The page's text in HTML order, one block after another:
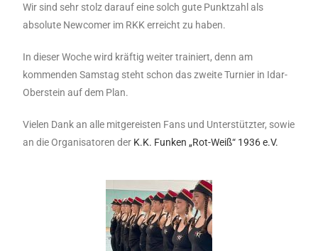
Wir sind sehr stolz darauf eine solch gute Punktzahl als
absolute Newcomer im RKK erreicht zu haben.
In dieser Woche wird kräftig weiter trainiert, denn am
kommenden Samstag steht schon das zweite Turnier in Idar-
Oberstein auf dem Plan.
Vielen Dank an alle mitgereisten Fans und Unterstützter, sowie
an die Organisatoren der K.K. Funken „Rot-Weiß“ 1936 e.V.